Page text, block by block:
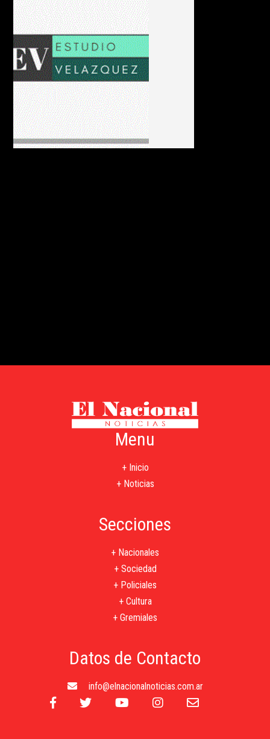
Menu
+ Inicio
+ Noticias
Secciones
+ Nacionales
+ Sociedad
+ Policiales
+ Cultura
+ Gremiales
Datos de Contacto
info@elnacionalnoticias.com.ar